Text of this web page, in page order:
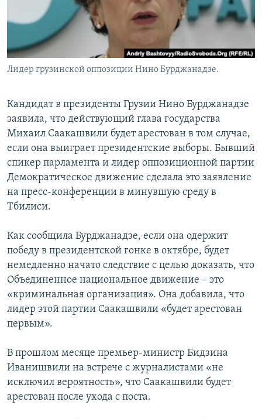
Лидер грузинской оппозиции Нино Бурджанадзе.
Кандидат в президенты Грузии Нино Бурджанадзе
заявила, что действующий глава государства
Михаил Саакашвили будет арестован в том случае,
если она выиграет президентские выборы. Бывший
спикер парламента и лидер оппозиционной партии
Демократическое движение сделала это заявление
на пресс-конференции в минувшую среду в
Тбилиси.
Как сообщила Бурджанадзе, если она одержит
победу в президентской гонке в октябре, будет
немедленно начато следствие с целью доказать, что
Объединенное национальное движение – это
«криминальная организация». Она добавила, что
лидер этой партии Саакашвили «будет арестован
первым».
В прошлом месяце премьер-министр Бидзина
Иванишвили на встрече с журналистами «не
исключил вероятность», что Саакашвили будет
арестован после ухода с поста.